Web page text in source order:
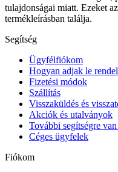
tulajdonságai miatt. Ezeket
termékleírásban találja.
Segítség
Ügyfélfiókom
Hogyan adjak le
Fizetési módok
Szállítás
Visszaküldés és
Akciók és utalványok
További segítségre
Céges ügyfelek
Fiókom